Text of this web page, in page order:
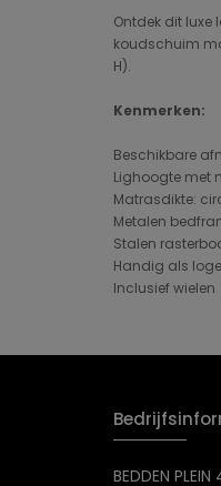
Ontdek dit luxe
koudschuim
H).
Kenmerken:
Beschikbare
Lighoogte met
Matrasdikte:
Metalen
Stalen
Handig als
Inclusief wielen
BEDDEN